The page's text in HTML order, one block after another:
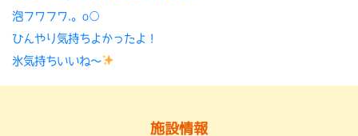
泡フワフワ.。o○
ひんやり気持ちよかったよ！
氷気持ちいいね〜
施設情報